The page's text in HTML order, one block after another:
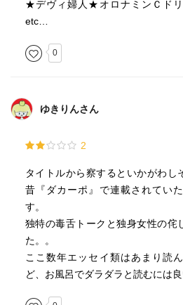
★デヴィ婦人★オロナミンＣド
etc…
0
ゆきりんさん
2
タイトルから察するといかがわし
昔『ダカーポ』で連載されてい
す。
独特の毒舌トークと独身女性の侘
た。。
ここ数年エッセイ類はあまり読
ど、お風呂でダラダラと読むには良